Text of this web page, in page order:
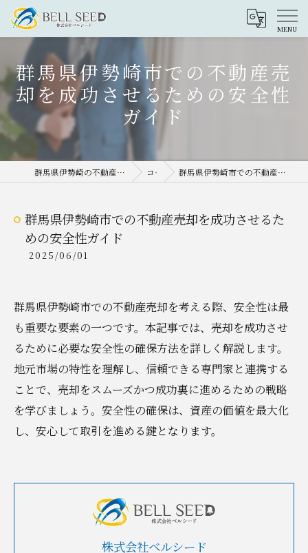
群馬県伊勢崎市での不動産売
却を成功させるための安全性
ガイド
群馬県伊勢崎の不動産売却なら株式会社ベルシード コラム 群馬県伊勢崎市での不動産売却を成功させるための安全性ガイド
群馬県伊勢崎市での不動産売却を成功させるた
めの安全性ガイド
2025/06/01
群馬県伊勢崎市での不動産売却を考える際、安全性は最
も重要な要素の一つです。本記事では、売却を成功させ
るために必要な安全性の確保方法を詳しく解説します。
地元市場の特性を理解し、信頼できる専門家と連携する
ことで、売却をスムーズかつ成功裏に進めるための戦略
を学びましょう。安全性の確保は、資産の価値を最大化
し、安心して取引を進める鍵となります。
株式会社ベルシード